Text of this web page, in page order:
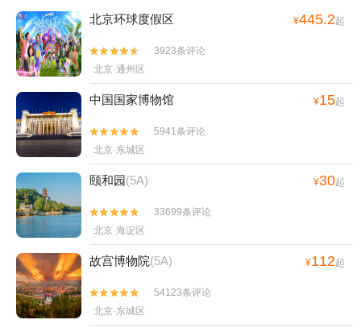
北京环球度假区 ¥445.2起


3923条评论
北京·通州区
中国国家博物馆 ¥15起


5941条评论
北京·东城区
颐和园(5A) ¥30起


33699条评论
北京·海淀区
故宫博物院(5A) ¥112起


54123条评论
北京·东城区